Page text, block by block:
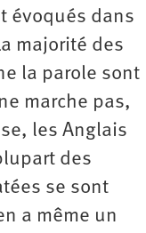
évoqués dans
majorité des
la parole sont
marche pas,
les Anglais
des
se sont
a même un